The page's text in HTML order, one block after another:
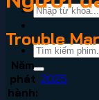
Trouble
Năm
phát
hành:
2025